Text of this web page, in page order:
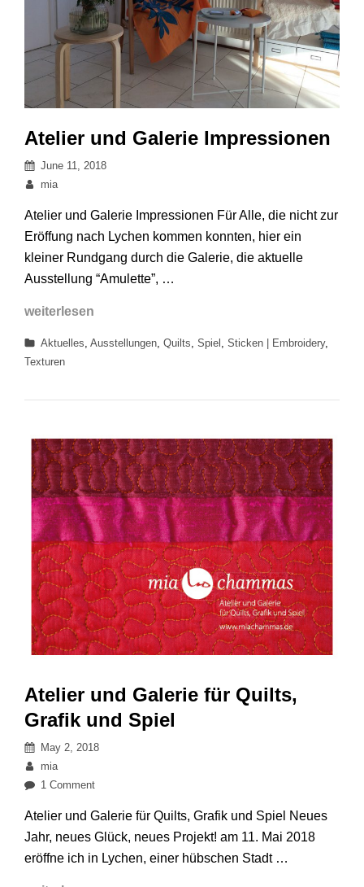
Atelier und Galerie Impressionen
Posted
on
June 11, 2018
By
mia
Atelier und Galerie Impressionen Für Alle, die nicht zur
Eröffung nach Lychen kommen konnten, hier ein
kleiner Rundgang durch die Galerie, die aktuelle
Ausstellung “Amulette”, …
weiterlesen
Categories
Aktuelles, Ausstellungen, Quilts, Spiel , Sticken | Embroidery,
Texturen
Atelier und Galerie für Quilts,
Grafik und Spiel
Posted
on
May 2, 2018
By
mia
1 Commenton
und
Galerie
für
Atelier und Galerie für Quilts, Grafik und Spiel Neues
Jahr, neues Glück, neues Projekt! am 11. Mai 2018
eröffne ich in Lychen, einer hübschen Stadt …